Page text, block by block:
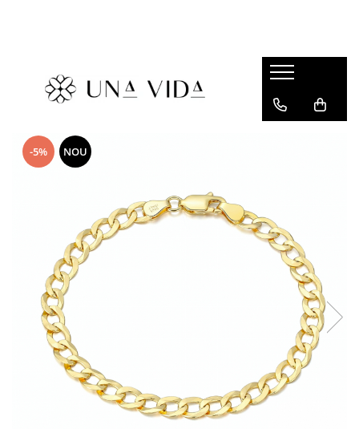
Cadouri pentru EA
CADOURI sub 150 lei - EA
CADOURI sub 150 lei - EL
-5% NOU